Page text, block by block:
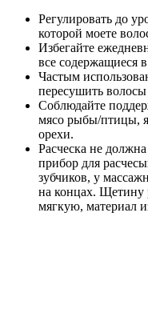
Регулировать до
которой моете
Избегайте
все содержащиеся
Частым
пересушить волосы
Соблюдайте
мясо рыбы/птицы,
орехи.
Расческа не
прибор для
зубчиков, у
на концах. Щетину
мягкую, материал